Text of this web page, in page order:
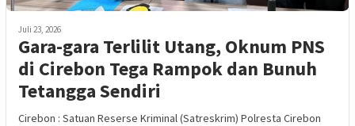
Juli 23, 2026
Gara-gara Terlilit Utang, Oknum PNS
di Cirebon Tega Rampok dan Bunuh
Tetangga Sendiri
Cirebon : Satuan Reserse Kriminal (Satreskrim) Polresta Cirebon